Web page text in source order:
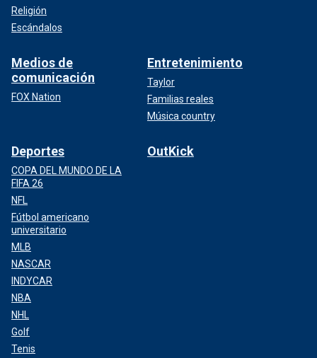
Religión
Escándalos
Medios de
comunicación
FOX Nation
Entretenimiento
Taylor
Familias reales
Música country
Deportes
COPA DEL MUNDO DE LA
FIFA 26
NFL
Fútbol americano
universitario
MLB
NASCAR
INDYCAR
NBA
NHL
Golf
Tenis
OutKick